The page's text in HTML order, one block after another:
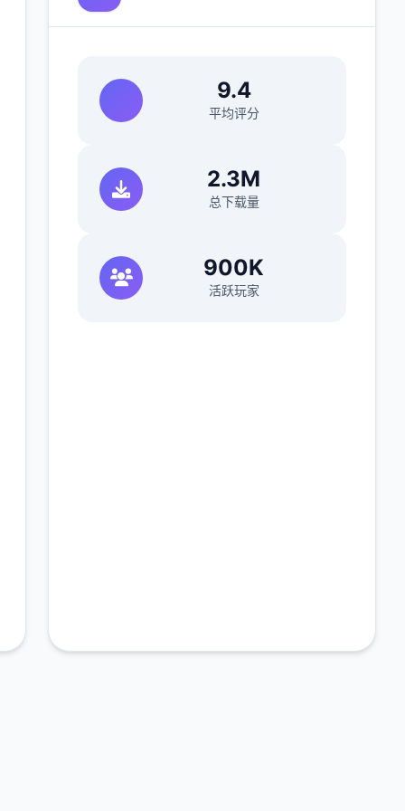
9.4
平均评分
2.3M
总下载量
900K
活跃玩家